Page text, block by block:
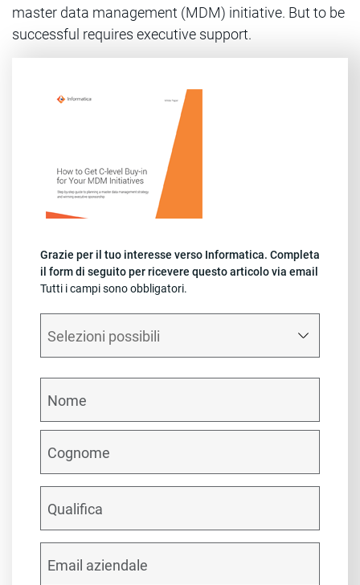
master data management (MDM) initiative. But to be
successful requires executive support.
Grazie per il tuo interesse verso Informatica. Completa
il form di seguito per ricevere questo articolo via email
Tutti i campi sono obbligatori.